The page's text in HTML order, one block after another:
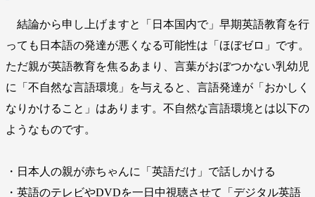
結論から申し上げますと「日本国内で」早期英語教育を行
っても日本語の発達が悪くなる可能性は「ほぼゼロ」です。
ただ親が英語教育を焦るあまり、言葉がおぼつかない乳幼児
に「不自然な言語環境」を与えると、言語発達が「おかしく
なりかけること」はあります。不自然な言語環境とは以下の
ようなものです。
・日本人の親が赤ちゃんに「英語だけ」で話しかける
・英語のテレビやDVDを一日中視聴させて「デジタル英語